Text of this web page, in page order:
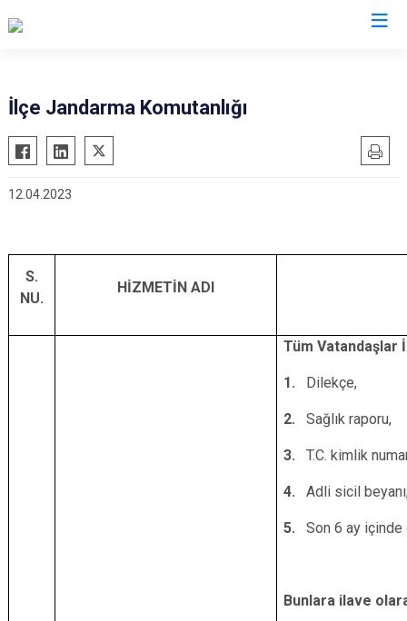
Akkışla
Bünyan
Develi
Hacılar
İncesu
Melikgazi
Talas
Tomarza
Yeşilhisar
İlçe Jandarma Komutanlığı
12.04.2023
S.
NU.
HİZMETİN ADI
Tüm Vatandaşlar
1. Dilekçe,
2. Sağlık raporu,
3. T.C. kimlik
4. Adli sicil
5. Son 6 ay
Bunlara ilave